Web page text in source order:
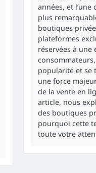
années, et l’une
plus
boutiques
plateformes
réservées à une
popularité et se
une force
de la vente en
article, nous
des boutiques
pourquoi cette
toute votre